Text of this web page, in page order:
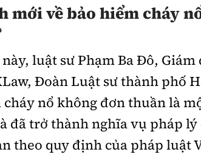
mới về bảo hiểm cháy
luật sư Phạm Ba Đô,
Đoàn Luật sư thành phố
cháy nổ không đơn thuần là
đã trở thành nghĩa vụ pháp
theo quy định của pháp luật